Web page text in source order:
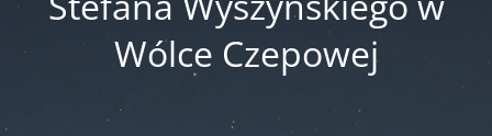
Wólce Czepowej